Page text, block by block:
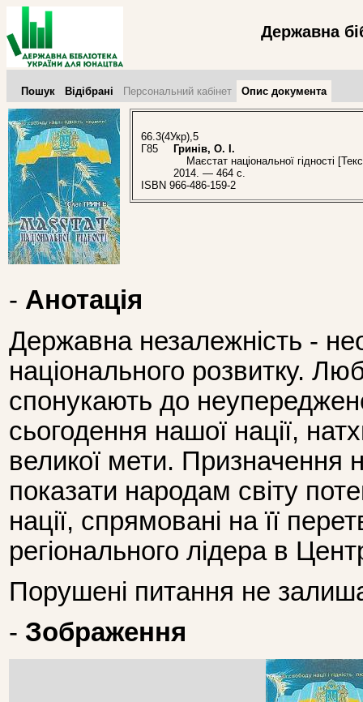
Державна
Пошук Відібрані Персональний кабінет Опис документа
66.3(4Укр),5
Г85
Гринів, О. І.
Маєстат національної гідності
2014. — 464 с.
ISBN 966-486-159-2
- Анотація
Державна незалежність -
національного розвитку.
спонукають до
сьогодення нашої нації,
великої мети. Призначення
показати народам світу
нації, спрямовані на її
регіонального лідера в
Порушені питання не
- Зображення